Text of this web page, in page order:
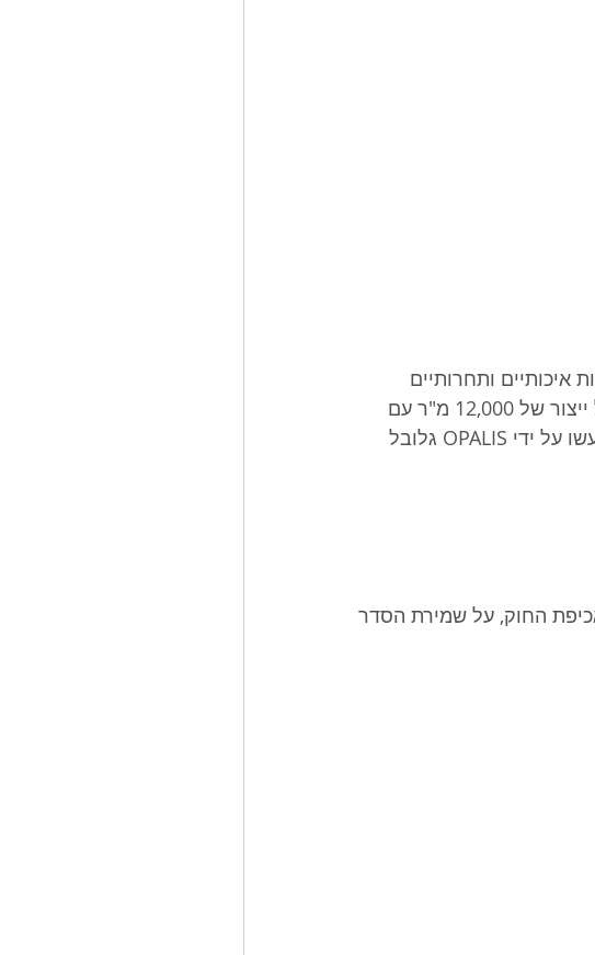
איכותיים ותחרותיים
ההופכים אותו לאחד הפתרונות הטובים ביותר עבור חדרי בקרה. מפעל ייצור של 12,000 מ"ר עם
ההתקדמות טכנולוגית מהאחרונה בעולם. כל השירותים המקצועיים שנעשו על ידי OPALIS גלובל
החוק, על שמירת הסדר